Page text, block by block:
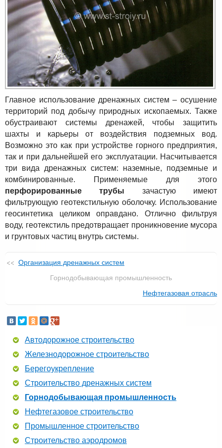
Главное использование дренажных систем – осушение
территорий под добычу природных ископаемых. Также
обустраивают системы дренажей, чтобы защитить
шахты и карьеры от воздействия подземных вод.
Возможно это как при устройстве горного предприятия,
так и при дальнейшей его эксплуатации. Насчитывается
три вида дренажных систем: наземные, подземные и
комбинированные. Применяемые для этого
перфорированные трубы зачастую имеют
фильтрующую геотекстильную оболочку. Использование
геосинтетика целиком оправдано. Отлично фильтруя
воду, геотекстиль предотвращает проникновение мусора
и грунтовых частиц внутрь системы.
Организация дренажных систем
Горнодобывающая промышленность
Нефтегазовая отрасль
Автодорожное строительство
Железнодорожное строительство
Берегоукрепление
Строительство дренажных систем
Горнодобывающая промышленность
Нефтегазовое строительство
Промышленное строительство
Строительство аэродромов